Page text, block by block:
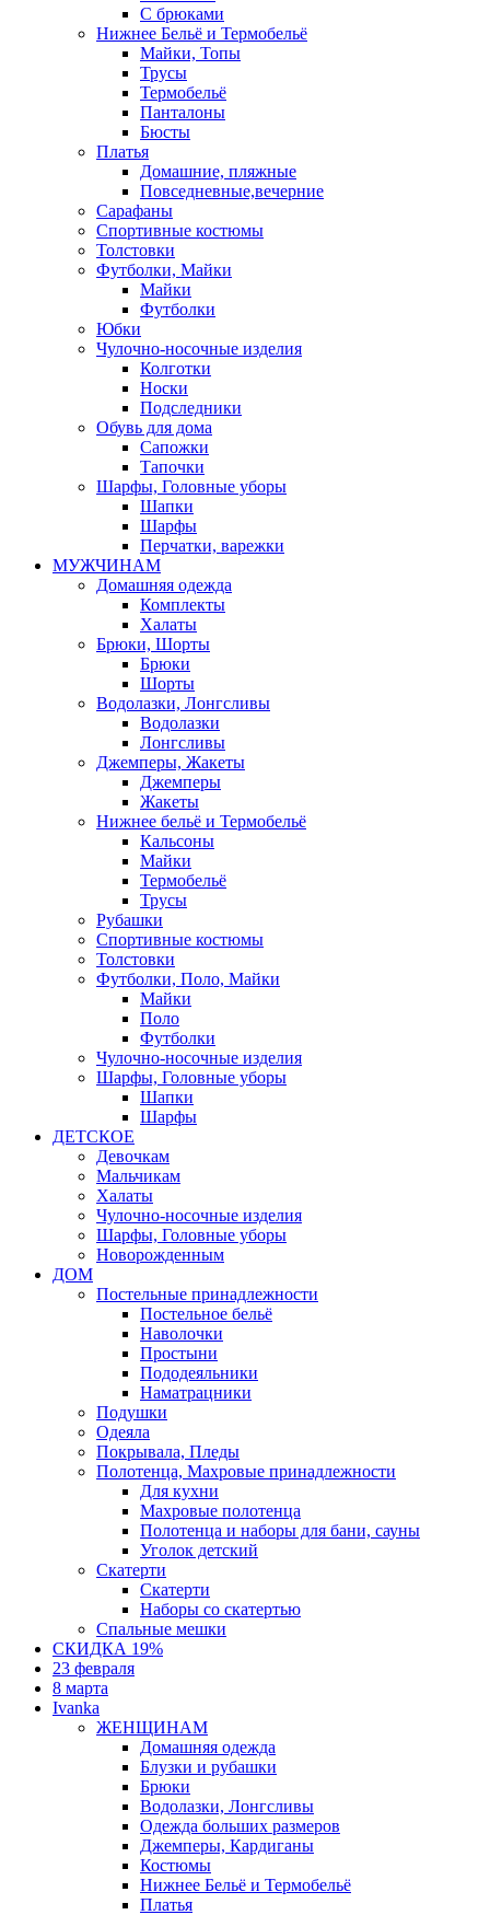
С брюками
Нижнее Бельё и Термобельё
Майки, Топы
Трусы
Термобельё
Панталоны
Бюсты
Платья
Домашние, пляжные
Повседневные,вечерние
Сарафаны
Спортивные костюмы
Толстовки
Футболки, Майки
Майки
Футболки
Юбки
Чулочно-носочные изделия
Колготки
Носки
Подследники
Обувь для дома
Сапожки
Тапочки
Шарфы, Головные уборы
Шапки
Шарфы
Перчатки, варежки
МУЖЧИНАМ
Домашняя одежда
Комплекты
Халаты
Брюки, Шорты
Брюки
Шорты
Водолазки, Лонгсливы
Водолазки
Лонгсливы
Джемперы, Жакеты
Джемперы
Жакеты
Нижнее бельё и Термобельё
Кальсоны
Майки
Термобельё
Трусы
Рубашки
Спортивные костюмы
Толстовки
Футболки, Поло, Майки
Майки
Поло
Футболки
Чулочно-носочные изделия
Шарфы, Головные уборы
Шапки
Шарфы
ДЕТСКОЕ
Девочкам
Мальчикам
Халаты
Чулочно-носочные изделия
Шарфы, Головные уборы
Новорожденным
ДОМ
Постельные принадлежности
Постельное бельё
Наволочки
Простыни
Пододеяльники
Наматрацники
Подушки
Одеяла
Покрывала, Пледы
Полотенца, Махровые принадлежности
Для кухни
Махровые полотенца
Полотенца и наборы для бани, сауны
Уголок детский
Скатерти
Скатерти
Наборы со скатертью
Спальные мешки
СКИДКА 19%
23 февраля
8 марта
Ivanka
ЖЕНЩИНАМ
Домашняя одежда
Блузки и рубашки
Брюки
Водолазки, Лонгсливы
Одежда больших размеров
Джемперы, Кардиганы
Костюмы
Нижнее Бельё и Термобельё
Платья